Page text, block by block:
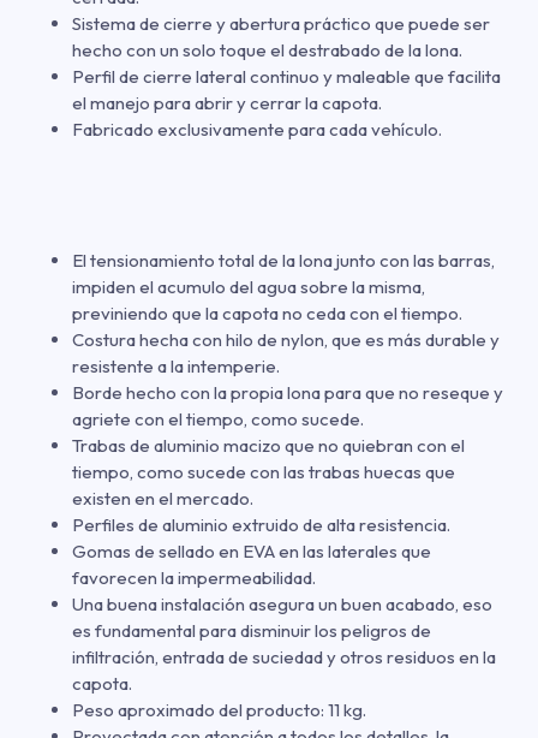
Sistema de cierre y abertura práctico que puede ser
hecho con un solo toque el destrabado de la lona.
Perfil de cierre lateral continuo y maleable que facilita
el manejo para abrir y cerrar la capota.
Fabricado exclusivamente para cada vehículo.
El tensionamiento total de la lona junto con las barras,
impiden el acumulo del agua sobre la misma,
previniendo que la capota no ceda con el tiempo.
Costura hecha con hilo de nylon, que es más durable y
resistente a la intemperie.
Borde hecho con la propia lona para que no reseque y
agriete con el tiempo, como sucede.
Trabas de aluminio macizo que no quiebran con el
tiempo, como sucede con las trabas huecas que
existen en el mercado.
Perfiles de aluminio extruido de alta resistencia.
Gomas de sellado en EVA en las laterales que
favorecen la impermeabilidad.
Una buena instalación asegura un buen acabado, eso
es fundamental para disminuir los peligros de
infiltración, entrada de suciedad y otros residuos en la
capota.
Peso aproximado del producto: 11 kg.